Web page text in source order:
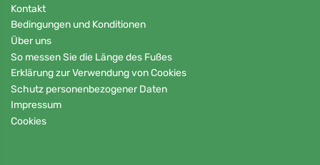
Kontakt
Bedingungen und Konditionen
Über uns
So messen Sie die Länge des Fußes
Erklärung zur Verwendung von Cookies
Schutz personenbezogener Daten
Impressum
Cookies